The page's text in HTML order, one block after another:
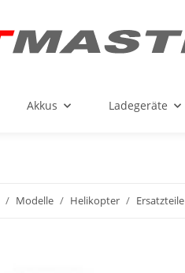
Akkus Ladegeräte
Modelle Helikopter Ersatzteile